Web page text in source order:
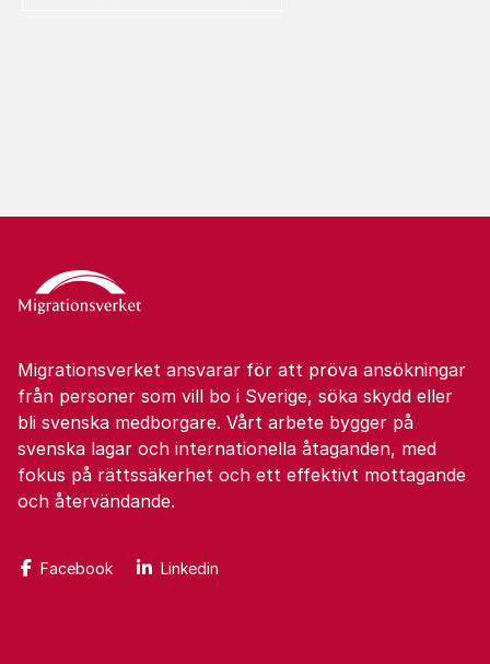
Migrationsverket ansvarar för att pröva ansökningar
från personer som vill bo i Sverige, söka skydd eller
bli svenska medborgare. Vårt arbete bygger på
svenska lagar och internationella åtaganden, med
fokus på rättssäkerhet och ett effektivt mottagande
och återvändande.
Facebook Linkedin